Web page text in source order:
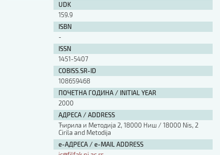
UDK
159.9
ISBN
-
ISSN
1451-5407
COBISS.SR-ID
108659468
ПОЧЕТНА ГОДИНА / INITIAL YEAR
2000
АДРЕСА / ADDRESS
Ћирила и Методија 2, 18000 Ниш / 18000 Nis, 2
Cirila and Metodija
е-АДРЕСА / e-MAIL ADDRESS